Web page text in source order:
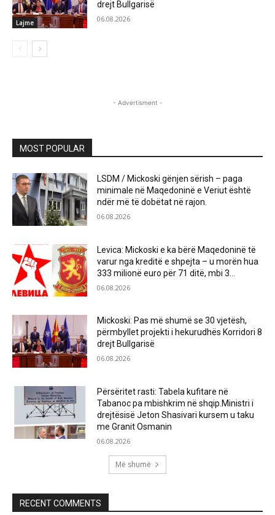
Lajme
drejt Bullgarisë
06.08.2026
- Advertisment -
MOST POPULAR
LSDM / Mickoski gënjen sërish – paga
minimale në Maqedoninë e Veriut është
ndër më të dobëtat në rajon.
06.08.2026
Levica: Mickoski e ka bërë Maqedoninë të
varur nga kreditë e shpejta – u morën hua
333 milionë euro për 71 ditë, mbi 3...
06.08.2026
Mickoski: Pas më shumë se 30 vjetësh,
përmbyllet projekti i hekurudhës Korridori 8
drejt Bullgarisë
06.08.2026
Përsëritet rasti: Tabela kufitare në
Tabanoc pa mbishkrim në shqip.Ministri i
drejtësisë Jeton Shasivari kursem u taku
me Granit Osmanin
06.08.2026
Më shumë
RECENT COMMENTS